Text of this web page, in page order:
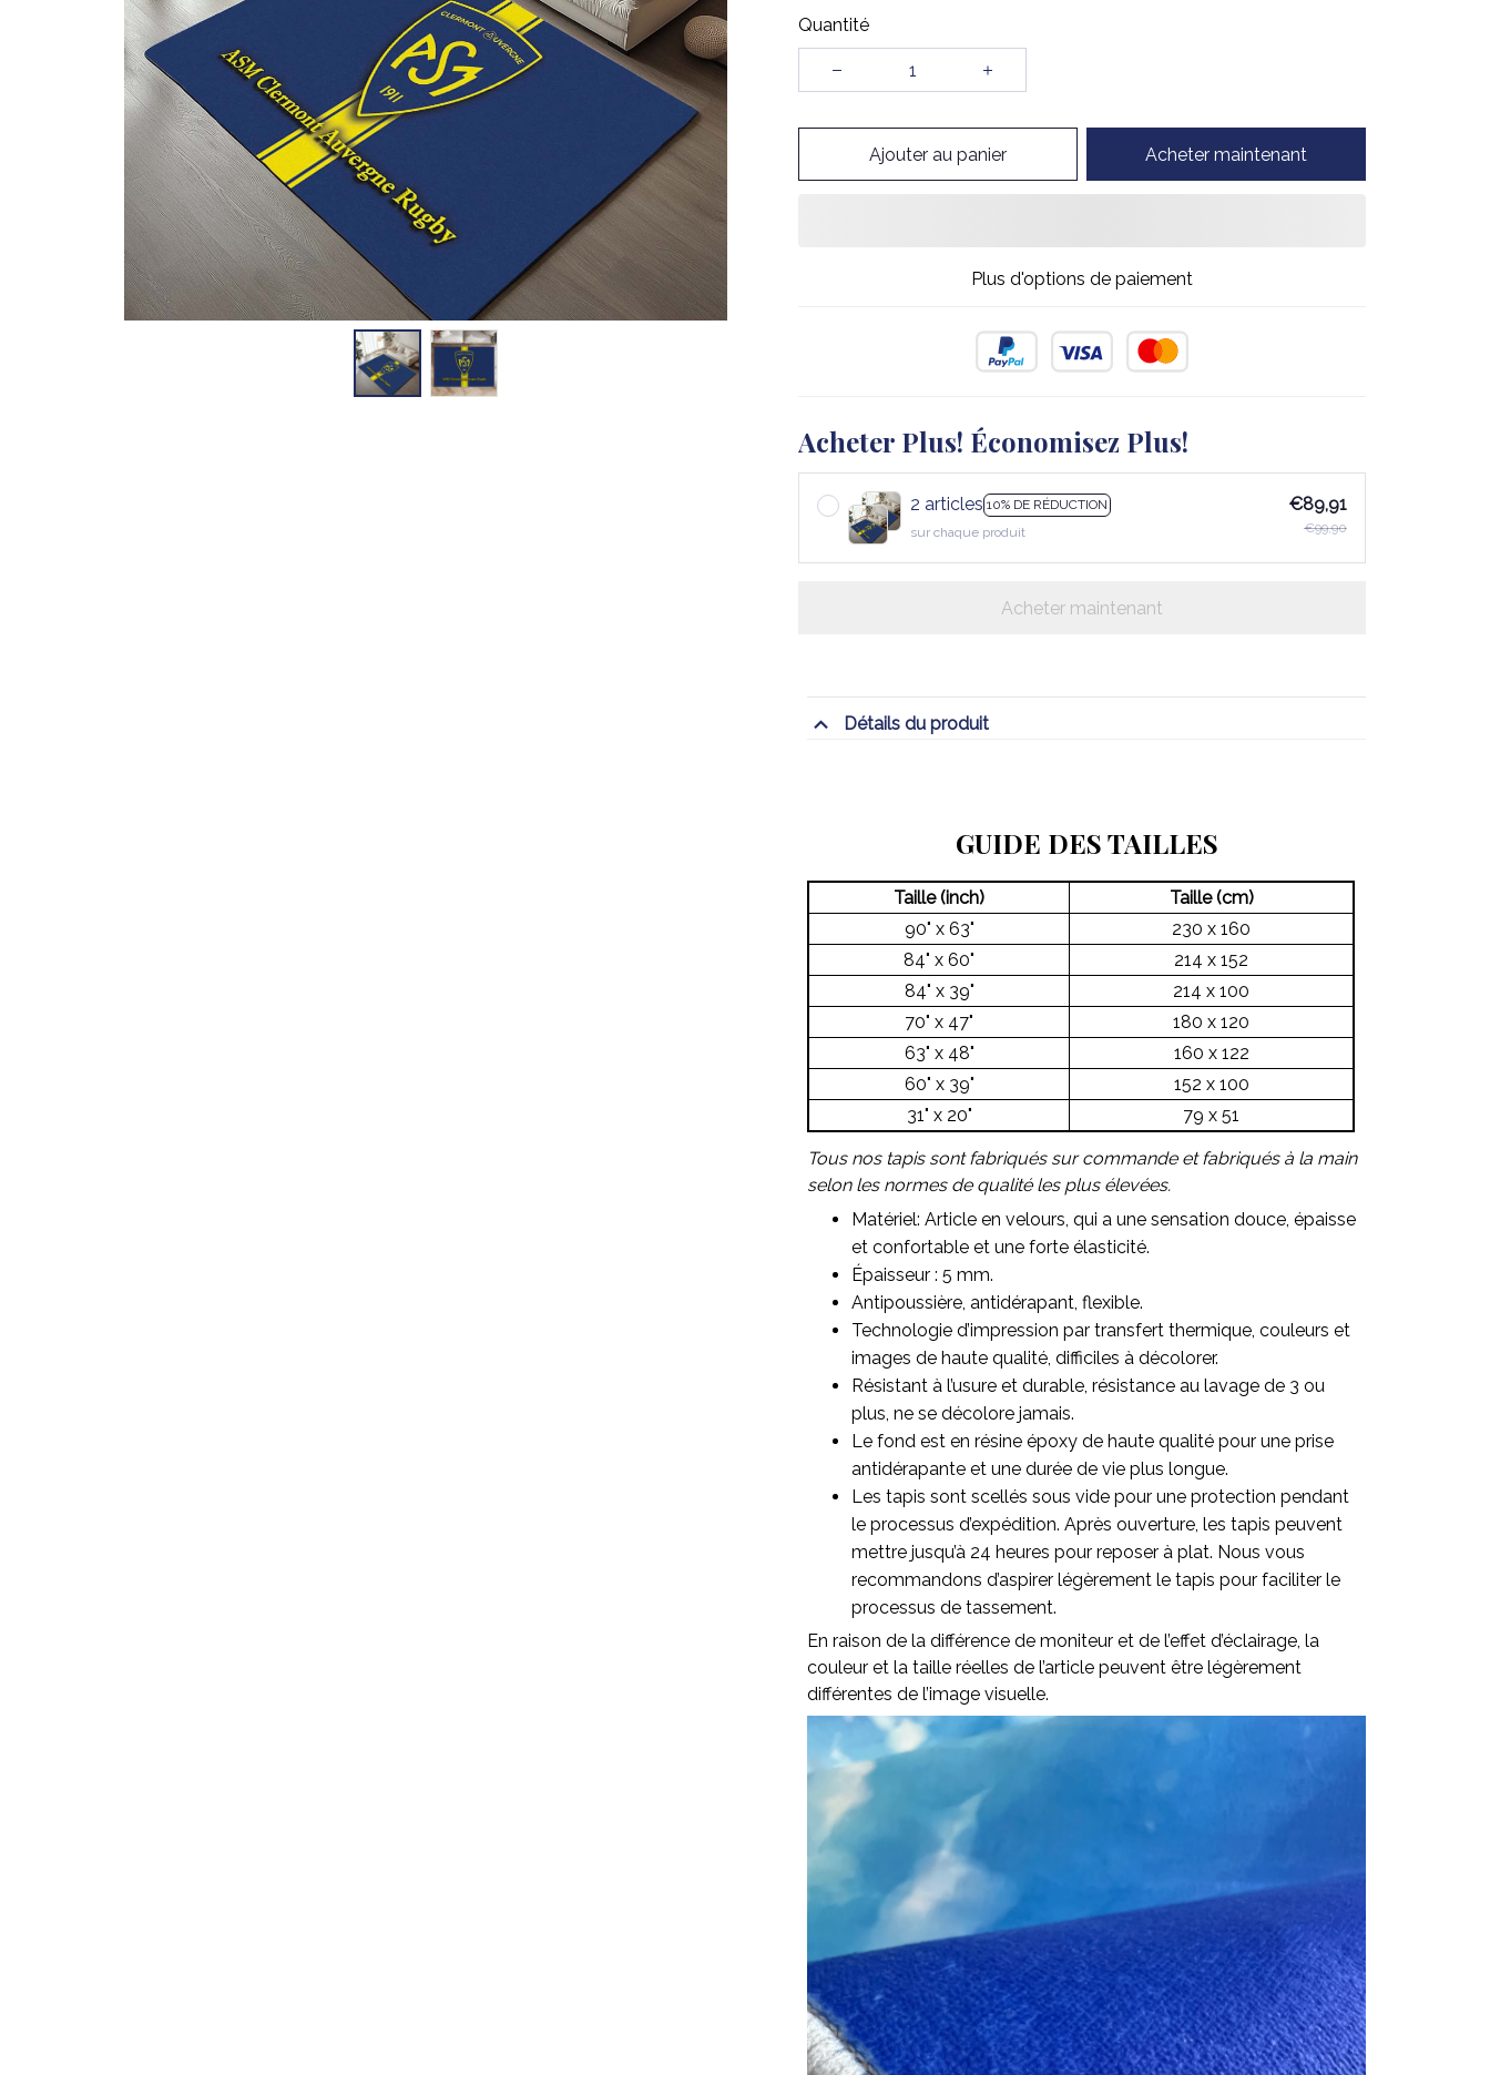
Quantité
Ajouter au panier Acheter maintenant
Plus d'options de paiement
Acheter Plus! Économisez Plus!
2 articles 10% DE RÉDUCTION
sur chaque produit
€89,91
€99,90
Acheter maintenant
Détails du produit
GUIDE DES TAILLES
Taille (inch)
Taille (cm)
90" x 63"
230 x 160
84" x 60"
214 x 152
84" x 39"
214 x 100
70" x 47"
180 x 120
63" x 48"
160 x 122
60" x 39"
152 x 100
31" x 20"
79 x 51
Tous nos tapis sont fabriqués sur commande et fabriqués à la main
selon les normes de qualité les plus élevées.
Matériel: Article en velours, qui a une sensation douce, épaisse
et confortable et une forte élasticité.
Épaisseur : 5 mm.
Antipoussière, antidérapant, flexible.
Technologie d’impression par transfert thermique, couleurs et
images de haute qualité, difficiles à décolorer.
Résistant à l’usure et durable, résistance au lavage de 3 ou
plus, ne se décolore jamais.
Le fond est en résine époxy de haute qualité pour une prise
antidérapante et une durée de vie plus longue.
Les tapis sont scellés sous vide pour une protection pendant
le processus d’expédition. Après ouverture, les tapis peuvent
mettre jusqu’à 24 heures pour reposer à plat. Nous vous
recommandons d’aspirer légèrement le tapis pour faciliter le
processus de tassement.
En raison de la différence de moniteur et de l’effet d’éclairage, la
couleur et la taille réelles de l’article peuvent être légèrement
différentes de l’image visuelle.